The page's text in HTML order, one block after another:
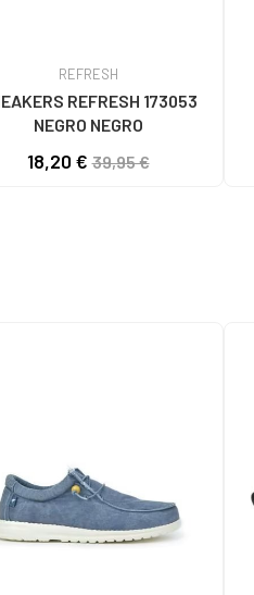
REFRESH
REFRESH 173053
NEGRO NEGRO
18,20 €39,95 €